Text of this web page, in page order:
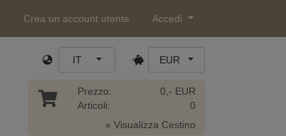
Crea un account utente Accedi
IT EUR
Prezzo:
Articoli:
0,- EUR
0
» Visualizza Cestino